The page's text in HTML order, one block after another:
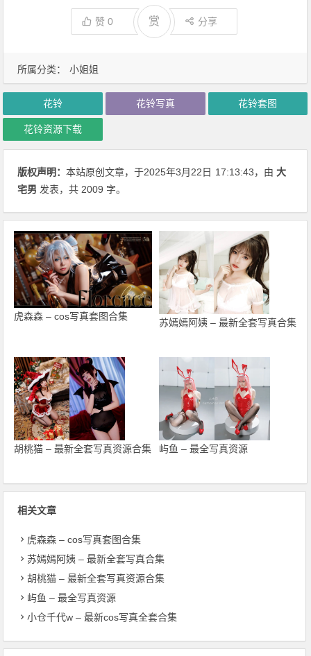
所属分类： 小姐姐
赞0 赏 分享
花铃 花铃写真 花铃套图
花铃资源下载
版权声明：本站原创文章，于2025年3月22日 17:13:43，由大
宅男 发表，共 2009 字。
虎森森 – cos写真套图合集
苏嫣嫣阿姨 – 最新全套写真合集
胡桃猫 – 最新全套写真资源合集 屿鱼 – 最全写真资源
相关文章
虎森森 – cos写真套图合集
苏嫣嫣阿姨 – 最新全套写真合集
胡桃猫 – 最新全套写真资源合集
屿鱼 – 最全写真资源
小仓千代w – 最新cos写真全套合集